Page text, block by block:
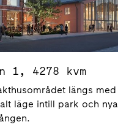
Högrevsgatan 1, 4278 kvm
längs med
läge intill park och nya